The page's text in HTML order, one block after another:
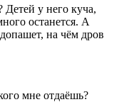
Детей у него куча,
останется. А
на чём дров
мне отдаёшь?